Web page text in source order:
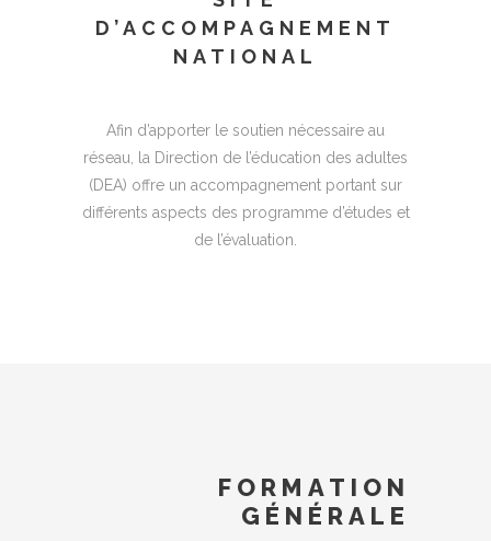
D’ACCOMPAGNEMENT
NATIONAL
Afin d’apporter le soutien nécessaire au
réseau, la Direction de l’éducation des adultes
(DEA) offre un accompagnement portant sur
différents aspects des programme d’études et
de l’évaluation.
FORMATION
GÉNÉRALE